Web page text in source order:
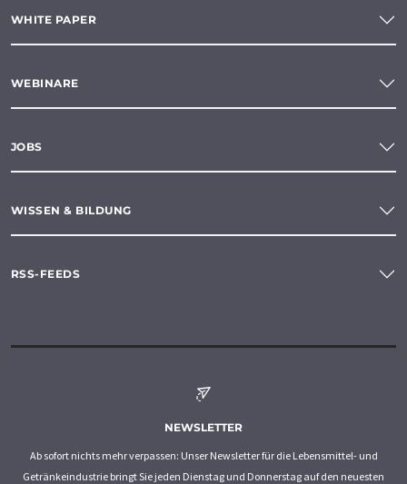
WHITE PAPER
WEBINARE
JOBS
WISSEN & BILDUNG
RSS-FEEDS
NEWSLETTER
Ab sofort nichts mehr verpassen: Unser Newsletter für die Lebensmittel- und
Getränkeindustrie bringt Sie jeden Dienstag und Donnerstag auf den neuesten